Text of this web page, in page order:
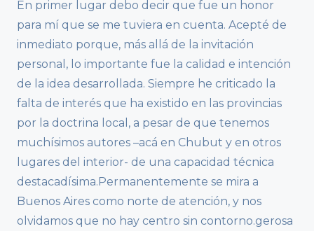
En primer lugar debo decir que fue un honor
para mí que se me tuviera en cuenta. Acepté de
inmediato porque, más allá de la invitación
personal, lo importante fue la calidad e intención
de la idea desarrollada. Siempre he criticado la
falta de interés que ha existido en las provincias
por la doctrina local, a pesar de que tenemos
muchísimos autores –acá en Chubut y en otros
lugares del interior- de una capacidad técnica
destacadísima.Permanentemente se mira a
Buenos Aires como norte de atención, y nos
olvidamos que no hay centro sin contorno.gerosa